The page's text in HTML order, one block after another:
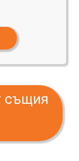
същия